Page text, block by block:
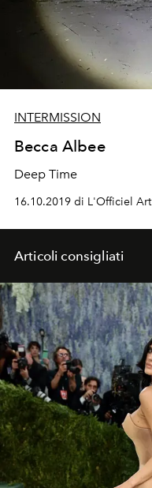
INTERMISSION
Becca Albee
Deep Time
16.10.2019 di L'Officiel Art
Articoli consigliati